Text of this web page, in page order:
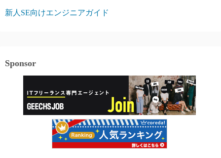
新人SE向けエンジニアガイド
Sponsor